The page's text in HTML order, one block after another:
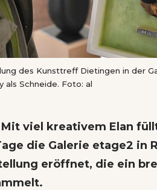
des Kunsttreff Dietingen in der
als Schneide. Foto: al
viel kreativem Elan
die Galerie etage2 in
eröffnet, die ein